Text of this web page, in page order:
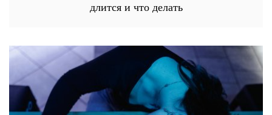
длится и что делать